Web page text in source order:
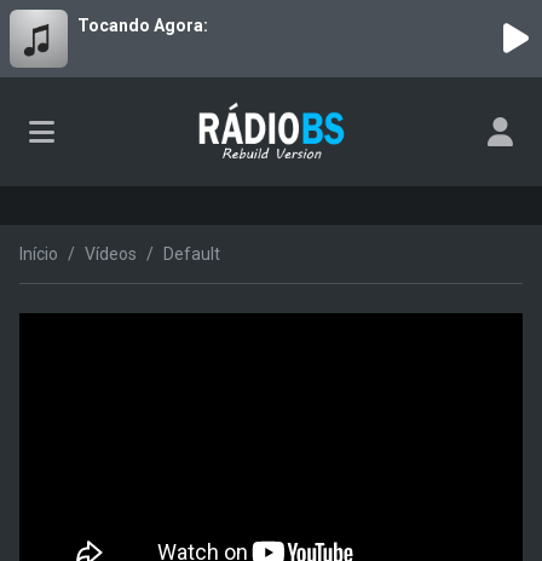
Tocando Agora:
Início Vídeos Default